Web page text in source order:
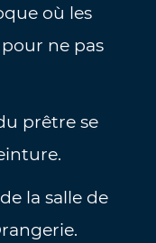
où les
ne pas
prêtre se
la salle de